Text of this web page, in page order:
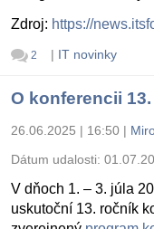
Zdroj: https://
2 | IT novinky
O konferencii
26.06.2025 | 16:50 |
Dátum udalosti:
V dňoch 1. – 3. júla
uskutoční 13. ročník